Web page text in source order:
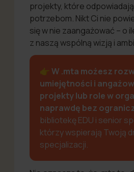
projekty, które
potrzebom. Nikt Ci nie
się w nie zaangażować – o
z naszą wspólną wizją i
👉 W .mta możesz
umiejętności i
projekty lub role w
naprawdę bez
bibliotekę EDU i senior
którzy wspierają Twoją
specjalizacji.